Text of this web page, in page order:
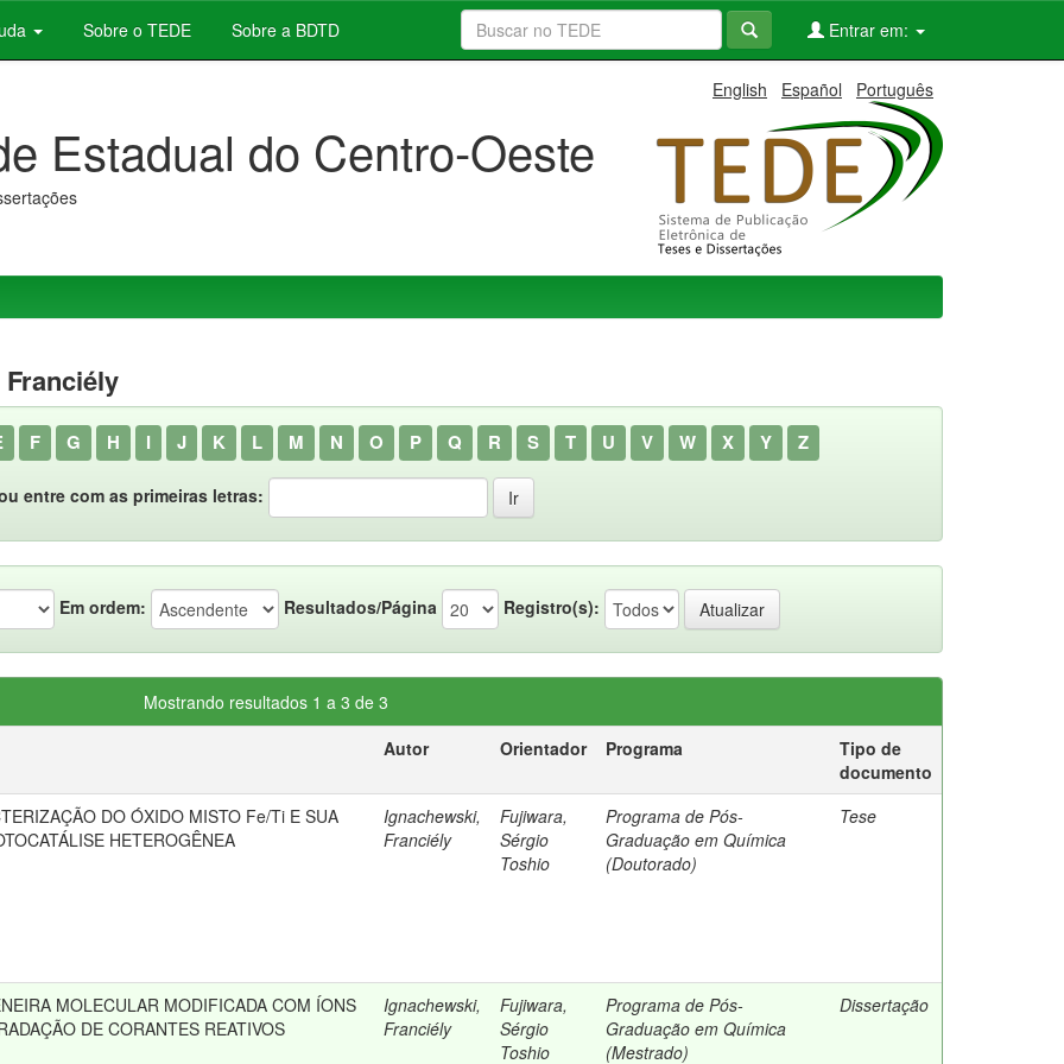
Sobre o TEDE Sobre a BDTD Entrar em:
English Español Português
Estadual do Centro-Oeste
F G H I J K L M N O P Q R S T U V W X Y Z
entre com as primeiras letras:
Em ordem: Resultados/Página Registro(s):
Mostrando resultados 1 a 3 de 3
Autor Orientador Programa
Tipo de
documento
DO ÓXIDO MISTO Fe/Ti E SUA
HETEROGÊNEA
Ignachewski,
Franciély
Fujiwara,
Sérgio
Toshio
Programa de Pós-
Graduação em Química
(Doutorado)
Tese
MOLECULAR MODIFICADA COM ÍONS
DE CORANTES REATIVOS
Ignachewski,
Franciély
Fujiwara,
Sérgio
Toshio
Programa de Pós-
Graduação em Química
(Mestrado)
Dissertação